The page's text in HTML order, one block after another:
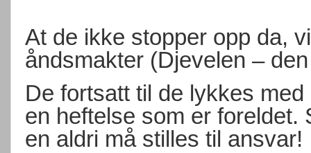
At de ikke stopper opp da,
åndsmakter (Djevelen –
De fortsatt til de lykkes
en heftelse som er foreldet.
en aldri må stilles til ansvar!